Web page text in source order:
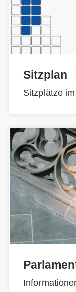
Sitzplan
Sitzplätze